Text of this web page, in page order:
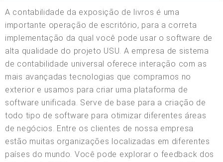
A contabilidade da exposição de livros é uma
importante operação de escritório, para a correta
implementação da qual você pode usar o software de
alta qualidade do projeto USU. A empresa de sistema
de contabilidade universal oferece interação com as
mais avançadas tecnologias que compramos no
exterior e usamos para criar uma plataforma de
software unificada. Serve de base para a criação de
todo tipo de software para otimizar diferentes áreas
de negócios. Entre os clientes de nossa empresa
estão muitas organizações localizadas em diferentes
países do mundo. Você pode explorar o feedback dos